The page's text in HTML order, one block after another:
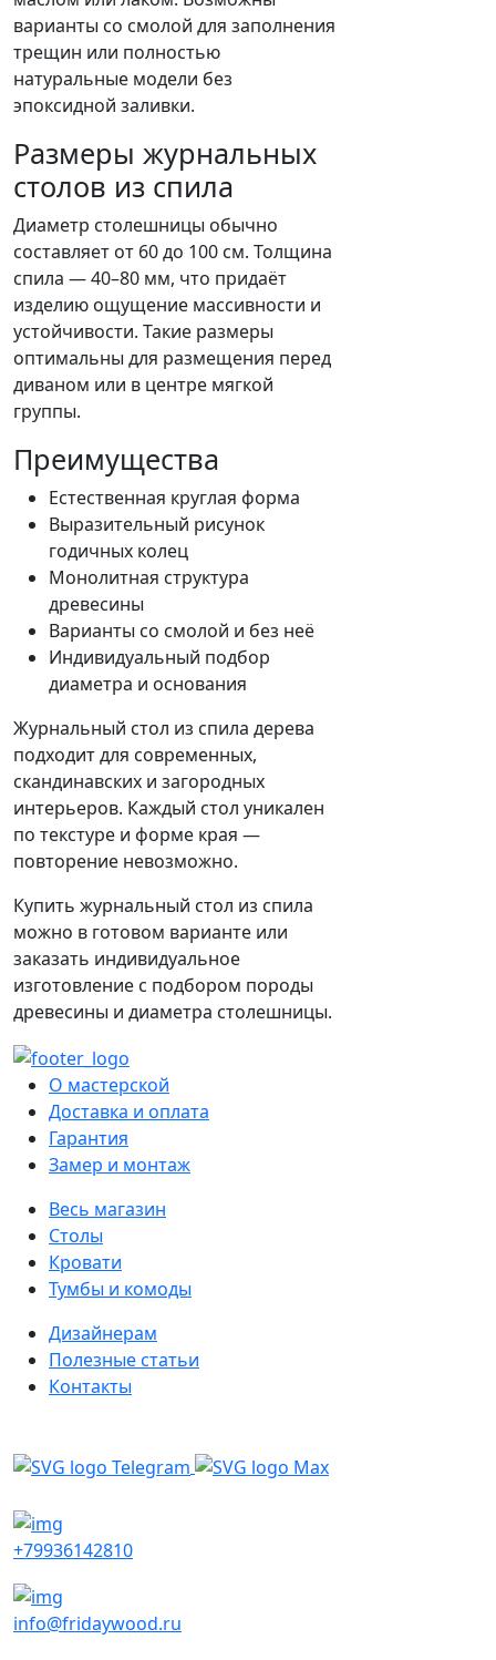
варианты со смолой для заполнения
трещин или полностью
натуральные модели без
эпоксидной заливки.
Размеры журнальных
столов из спила
Диаметр столешницы обычно
составляет от 60 до 100 см. Толщина
спила — 40–80 мм, что придаёт
изделию ощущение массивности и
устойчивости. Такие размеры
оптимальны для размещения перед
диваном или в центре мягкой
группы.
Преимущества
Естественная круглая форма
Выразительный рисунок
годичных колец
Монолитная структура
древесины
Варианты со смолой и без неё
Индивидуальный подбор
диаметра и основания
Журнальный стол из спила дерева
подходит для современных,
скандинавских и загородных
интерьеров. Каждый стол уникален
по текстуре и форме края —
повторение невозможно.
Купить журнальный стол из спила
можно в готовом варианте или
заказать индивидуальное
изготовление с подбором породы
древесины и диаметра столешницы.
О мастерской
Доставка и оплата
Гарантия
Замер и монтаж
Весь магазин
Столы
Кровати
Тумбы и комоды
Дизайнерам
Полезные статьи
Контакты
+79936142810
info@fridaywood.ru